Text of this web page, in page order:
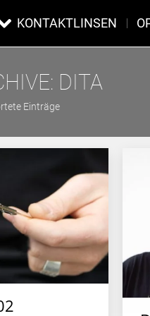
KONTAKTLINSEN
DITA
Einträge